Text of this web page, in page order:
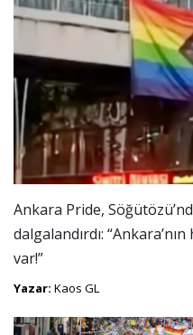
Ankara Pride,
dalgalandırdı:
var!”
Yazar: Kaos GL